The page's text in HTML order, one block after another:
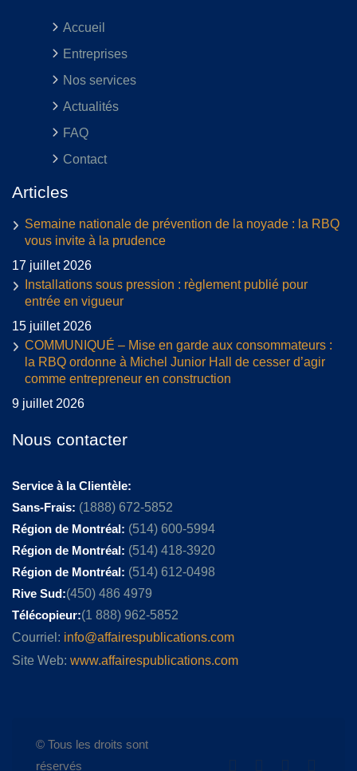
Accueil
Entreprises
Nos services
Actualités
FAQ
Contact
Articles
Semaine nationale de prévention de la noyade : la RBQ
vous invite à la prudence
17 juillet 2026
Installations sous pression : règlement publié pour
entrée en vigueur
15 juillet 2026
COMMUNIQUÉ – Mise en garde aux consommateurs :
la RBQ ordonne à Michel Junior Hall de cesser d’agir
comme entrepreneur en construction
9 juillet 2026
Nous contacter
Service à la Clientèle:
Sans-Frais: (1888) 672-5852
Région de Montréal: (514) 600-5994
Région de Montréal: (514) 418-3920
Région de Montréal: (514) 612-0498
Rive Sud:(450) 486 4979
Télécopieur:(1 888) 962-5852
Courriel: info@affairespublications.com
Site Web: www.affairespublications.com
© Tous les droits sont
réservés